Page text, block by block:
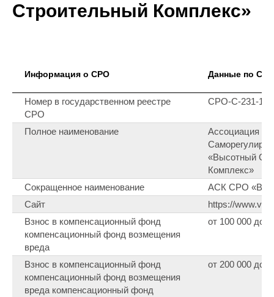
Строительный Комплекс»
Информация о СРО Данные по СРО
Номер в государственном реестре
СРО
СРО-С-231-
Полное наименование
Ассоциация
«Высотный
Комплекс»
Сокращенное наименование
АСК СРО
Сайт
https://
Взнос в компенсационный фонд
компенсационный фонд возмещения
вреда
от 100 000 до
Взнос в компенсационный фонд
компенсационный фонд возмещения
вреда компенсационный фонд
от 200 000 до